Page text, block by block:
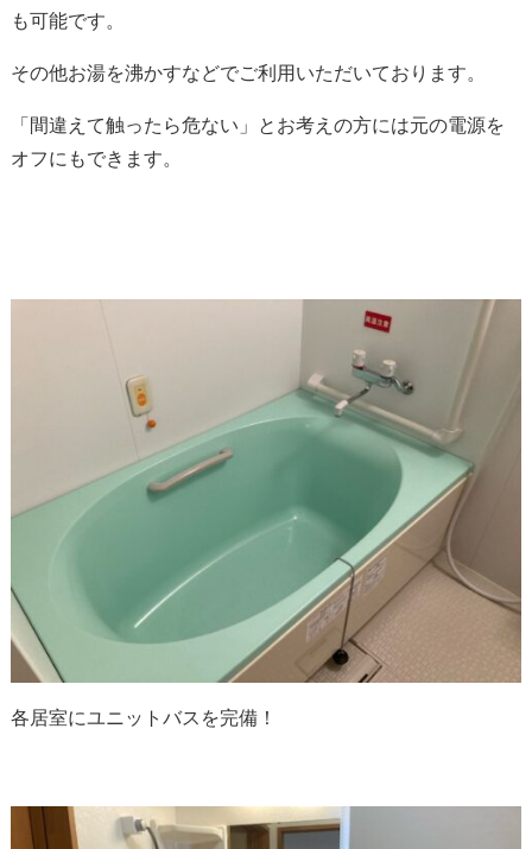
も可能です。
その他お湯を沸かすなどでご利用いただいております。
「間違えて触ったら危ない」とお考えの方には元の電源を
オフにもできます。
各居室にユニットバスを完備！